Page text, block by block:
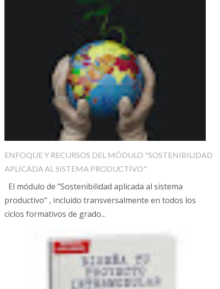
ENFOQUE Y RECURSOS DEL MÓDULO "SOSTENIBILIDAD
APLICADA AL SISTEMA PRODUCTIVO"
El módulo de "Sostenibilidad aplicada al sistema
productivo" , incluido transversalmente en todos los
ciclos formativos de grado...